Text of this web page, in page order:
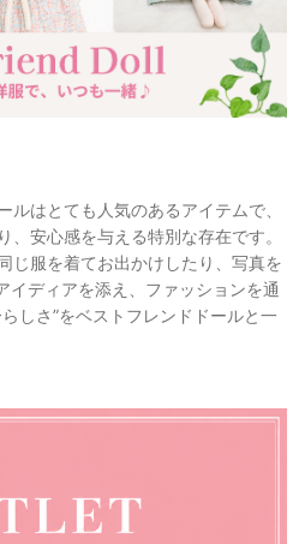
ルはとても人気のあるアイテムで、
安心感を与える特別な存在です。
じ服を着てお出かけしたり、写真を
イディアを添え、ファッションを通
しさ”をベストフレンドドールと一